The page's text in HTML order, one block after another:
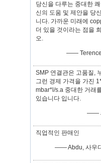
당신을 다루는 중대한
신의 도움 및 제안을 당
니다. 가까운 미래에
더 있을 것이라는 점을
오.
——
SMP 연결관은 고품질,
그런 경제 가격을 가진
mbar*l/s.a 중대한 거래
있습니다 입니다.
——
직업적인 판매인
—— Abdu, 사우